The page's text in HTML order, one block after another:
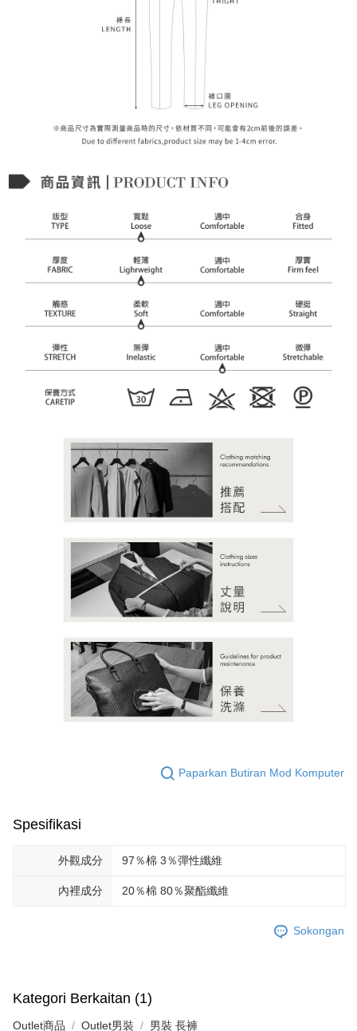
Paparkan Butiran Mod Komputer
Spesifikasi
外觀成分 97％棉 3％彈性纖維
內裡成分 20％棉 80％聚酯纖維
Sokongan
Kategori Berkaitan (1)
Outlet商品 Outlet男裝 男裝 長褲